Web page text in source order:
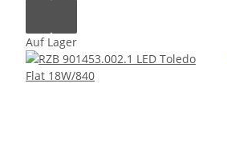
Auf Lager